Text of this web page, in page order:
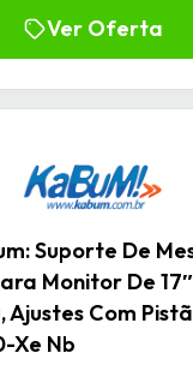
Ver Oferta
Suporte De
Monitor De 17″
Ajustes Com
Xe Nb